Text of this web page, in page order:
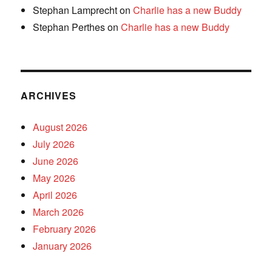
Stephan LamprechtonCharlie has a new Buddy
Stephan PerthesonCharlie has a new Buddy
ARCHIVES
August 2026
July 2026
June 2026
May 2026
April 2026
March 2026
February 2026
January 2026